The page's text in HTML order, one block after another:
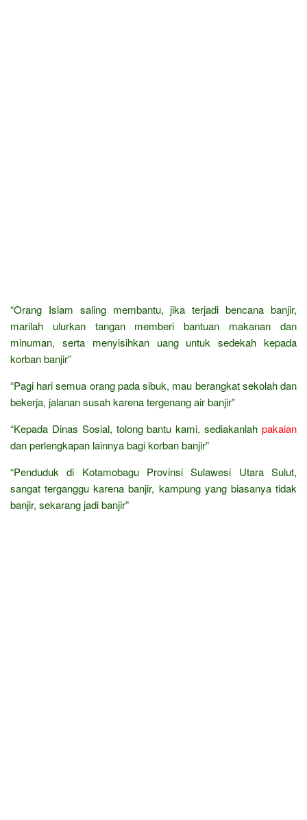
“Orang Islam saling membantu, jika terjadi bencana banjir,
marilah ulurkan tangan memberi bantuan makanan dan
minuman, serta menyisihkan uang untuk sedekah kepada
korban banjir”
“Pagi hari semua orang pada sibuk, mau berangkat sekolah dan
bekerja, jalanan susah karena tergenang air banjir”
“Kepada Dinas Sosial, tolong bantu kami, sediakanlah pakaian
dan perlengkapan lainnya bagi korban banjir”
“Penduduk di Kotamobagu Provinsi Sulawesi Utara Sulut,
sangat terganggu karena banjir, kampung yang biasanya tidak
banjir, sekarang jadi banjir”